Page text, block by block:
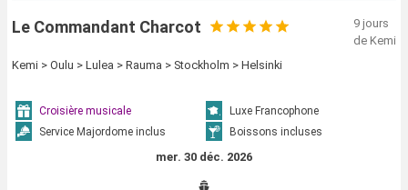
Le Commandant Charcot
9 jours
de Kemi
Kemi > Oulu > Lulea > Rauma > Stockholm > Helsinki
Croisière musicale
Luxe Francophone
Service Majordome inclus
Boissons incluses
mer. 30 déc. 2026